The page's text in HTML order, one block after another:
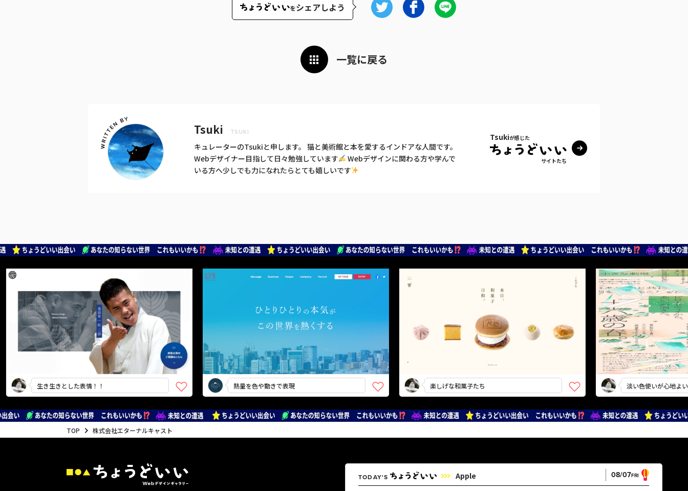
をシェアしよう
一覧に戻る
Tsuki TSUKI
キュレーターのTsukiと申します。 猫と美術館と本を愛するインドアな人間です。
Webデザイナー目指して日々勉強しています
Webデザインに関わる方や学んで
いる方へ少しでも力になれたらとても嬉しいです
Tsukiが感じた
サイトたち
生き生きとした表情！！ 熱量を色や動きで表現 楽しげな和菓子たち 淡い色使いが心地よい
TOP 株式会社エターナルキャスト
TODAY'S Apple 08/07FRI